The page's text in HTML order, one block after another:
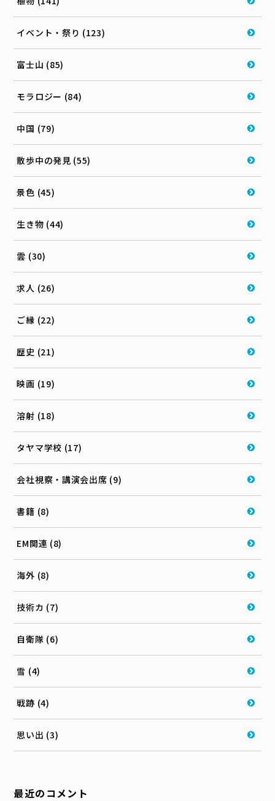
イベント・祭り (123)
富士山 (85)
モラロジー (84)
中国 (79)
散歩中の発見 (55)
景色 (45)
生き物 (44)
雲 (30)
求人 (26)
ご縁 (22)
歴史 (21)
映画 (19)
溶射 (18)
タヤマ学校 (17)
会社視察・講演会出席 (9)
書籍 (8)
EM関連 (8)
海外 (8)
技術カ (7)
自衛隊 (6)
雪 (4)
戦跡 (4)
思い出 (3)
最近のコメント